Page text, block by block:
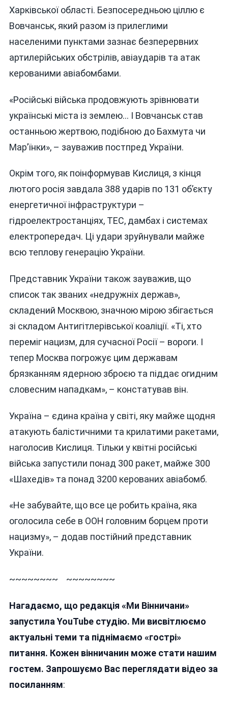
Харківської області. Безпосередньою ціллю є
Вовчанськ, який разом із прилеглими
населеними пунктами зазнає безперервних
артилерійських обстрілів, авіаударів та атак
керованими авіабомбами.
«Російські війська продовжують зрівнювати
українські міста із землею… І Вовчанськ став
останньою жертвою, подібною до Бахмута чи
Мар’їнки», – зауважив постпред України.
Окрім того, як поінформував Кислиця, з кінця
лютого росія завдала 388 ударів по 131 об’єкту
енергетичної інфраструктури –
гідроелектростанціях, ТЕС, дамбах і системах
електропередач. Ці удари зруйнували майже
всю теплову генерацію України.
Представник України також зауважив, що
список так званих «недружніх держав»,
складений Москвою, значною мірою збігається
зі складом Антигітлерівської коаліції. «Ті, хто
переміг нацизм, для сучасної Росії – вороги. І
тепер Москва погрожує цим державам
брязканням ядерною зброєю та піддає огидним
словесним нападкам», – констатував він.
Україна – єдина країна у світі, яку майже щодня
атакують балістичними та крилатими ракетами,
наголосив Кислиця. Тільки у квітні російські
війська запустили понад 300 ракет, майже 300
«Шахедів» та понад 3200 керованих авіабомб.
«Не забувайте, що все це робить країна, яка
оголосила себе в ООН головним борцем проти
нацизму», – додав постійний представник
України.
~~~~~~~~ ~~~~~~~~
Нагадаємо, що редакція «Ми Вінничани»
запустила YouTube студію. Ми висвітлюємо
актуальні теми та піднімаємо «гострі»
питання. Кожен вінничанин може стати нашим
гостем. Запрошуємо Вас переглядати відео за
посиланням: